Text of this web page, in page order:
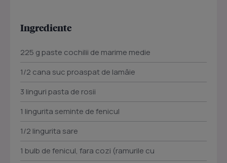
Ingrediente
225 g paste cochilii de marime medie
1/2 cana suc proaspat de lamâie
3 linguri pasta de rosii
1 lingurita seminte de fenicul
1/2 lingurita sare
1 bulb de fenicul, fara cozi (ramurile cu